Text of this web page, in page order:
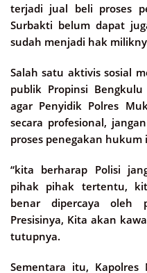
terjadi jual beli proses
Surbakti belum dapat
sudah menjadi hak
Salah satu aktivis sosial
publik Propinsi
agar Penyidik Polres
secara profesional,
proses penegakan hukum
“kita berharap Polisi
pihak pihak tertentu,
benar dipercaya oleh
Presisinya, Kita akan
tutupnya.
Sementara itu, Kapolres